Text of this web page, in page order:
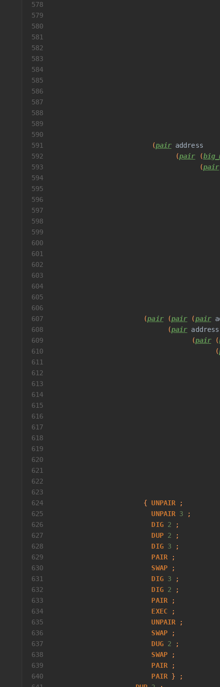
578
579
580
581
582
583
584
585
586
587
588
589
590
591
(pair address
592
(pair (
593
(pair
594
595
596
597
598
599
600
601
602
603
604
605
606
607
(pair (pair (pair
608
(pair address
609
(pair (
610
(
611
612
613
614
615
616
617
618
619
620
621
622
623
624
{ UNPAIR ;
625
UNPAIR 3 ;
626
DIG 2 ;
627
DUP 2 ;
628
DIG 3 ;
629
PAIR ;
630
SWAP ;
631
DIG 3 ;
632
DIG 2 ;
633
PAIR ;
634
EXEC ;
635
UNPAIR ;
636
SWAP ;
637
DUG 2 ;
638
SWAP ;
639
PAIR ;
640
PAIR } ;